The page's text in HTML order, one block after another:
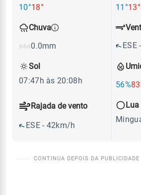
10°18°
11°13°
Chuva
0.0mm
56%
ESE
Rajada de vento
ESE - 42km/h
Sol
07:47h às 20:08h
Lua